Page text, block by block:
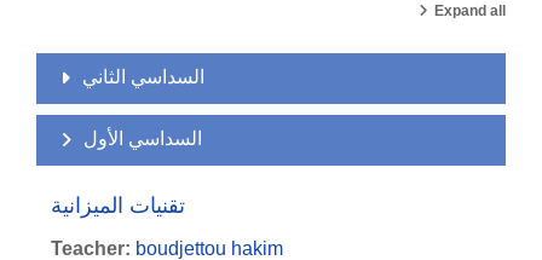
Expand all
السداسي الثاني
السداسي الأول
تقنيات الميزانية
Teacher: boudjettou hakim